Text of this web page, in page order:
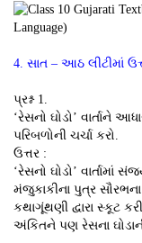
4. સાત – આઠ લીટીમાં
પ્રશ્ન 1.
‘રેસનો ઘોડો’ વાર્તાને
પરિબળોની ચર્ચા કરો.
ઉત્તર :
‘રેસનો ઘોડો’
મંજુકાકીના પુત્ર
કથાગૂંથણી દ્વારા સ્કૂટ
અંકિતને પણ રેસના